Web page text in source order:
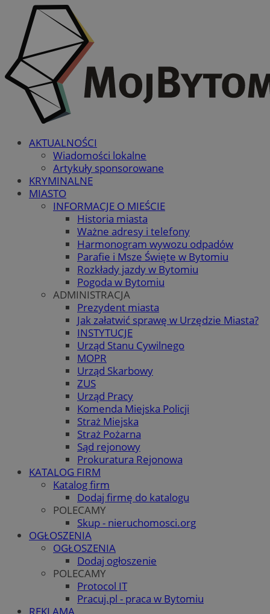
AKTUALNOŚCI
Wiadomości lokalne
Artykuły sponsorowane
KRYMINALNE
MIASTO
INFORMACJE O MIEŚCIE
Historia miasta
Ważne adresy i telefony
Harmonogram wywozu odpadów
Parafie i Msze Święte w Bytomiu
Rozkłady jazdy w Bytomiu
Pogoda w Bytomiu
ADMINISTRACJA
Prezydent miasta
Jak załatwić sprawę w Urzędzie Miasta?
INSTYTUCJE
Urząd Stanu Cywilnego
MOPR
Urząd Skarbowy
ZUS
Urząd Pracy
Komenda Miejska Policji
Straż Miejska
Straż Pożarna
Sąd rejonowy
Prokuratura Rejonowa
KATALOG FIRM
Katalog firm
Dodaj firmę do katalogu
POLECAMY
Skup - nieruchomosci.org
OGŁOSZENIA
OGŁOSZENIA
Dodaj ogłoszenie
POLECAMY
Protocol IT
Pracuj.pl - praca w Bytomiu